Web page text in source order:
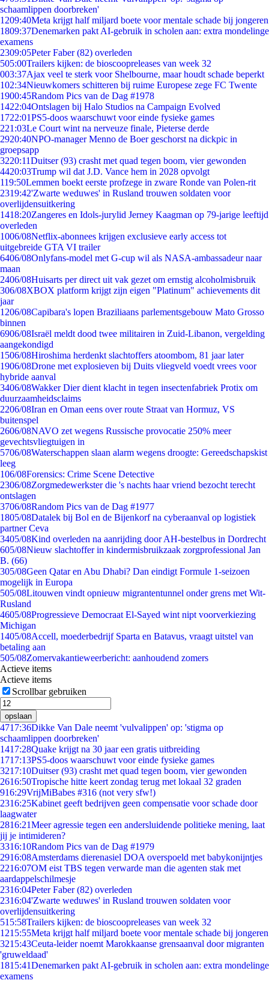
schaamlippen doorbreken'
1209:40Meta krijgt half miljard boete voor mentale schade bij jongeren
1809:37Denemarken pakt AI-gebruik in scholen aan: extra mondelinge
examens
2309:05Peter Faber (82) overleden
505:00Trailers kijken: de bioscoopreleases van week 32
003:37Ajax veel te sterk voor Shelbourne, maar houdt schade beperkt
102:34Nieuwkomers schitteren bij ruime Europese zege FC Twente
1900:45Random Pics van de Dag #1978
1422:04Ontslagen bij Halo Studios na Campaign Evolved
1722:01PS5-doos waarschuwt voor einde fysieke games
221:03Le Court wint na nerveuze finale, Pieterse derde
2920:40NPO-manager Menno de Boer geschorst na dickpic in
groepsapp
3220:11Duitser (93) crasht met quad tegen boom, vier gewonden
4420:03Trump wil dat J.D. Vance hem in 2028 opvolgt
119:50Lemmen boekt eerste profzege in zware Ronde van Polen-rit
2319:42'Zwarte weduwes' in Rusland trouwen soldaten voor
overlijdensuitkering
1418:20Zangeres en Idols-jurylid Jerney Kaagman op 79-jarige leeftijd
overleden
1006/08Netflix-abonnees krijgen exclusieve early access tot
uitgebreide GTA VI trailer
6406/08Onlyfans-model met G-cup wil als NASA-ambassadeur naar
maan
2406/08Huisarts per direct uit vak gezet om ernstig alcoholmisbruik
306/08XBOX platform krijgt zijn eigen "Platinum" achievements dit
jaar
1206/08Capibara's lopen Braziliaans parlementsgebouw Mato Grosso
binnen
6906/08Israël meldt dood twee militairen in Zuid-Libanon, vergelding
aangekondigd
1506/08Hiroshima herdenkt slachtoffers atoombom, 81 jaar later
1906/08Drone met explosieven bij Duits vliegveld voedt vrees voor
hybride aanval
3406/08Wakker Dier dient klacht in tegen insectenfabriek Protix om
duurzaamheidsclaims
2206/08Iran en Oman eens over route Straat van Hormuz, VS
buitenspel
2606/08NAVO zet wegens Russische provocatie 250% meer
gevechtsvliegtuigen in
5706/08Waterschappen slaan alarm wegens droogte: Gereedschapskist
leeg
106/08Forensics: Crime Scene Detective
2306/08Zorgmedewerkster die 's nachts haar vriend bezocht terecht
ontslagen
3706/08Random Pics van de Dag #1977
1805/08Datalek bij Bol en de Bijenkorf na cyberaanval op logistiek
partner Ceva
3405/08Kind overleden na aanrijding door AH-bestelbus in Dordrecht
605/08Nieuw slachtoffer in kindermisbruikzaak zorgprofessional Jan
B. (66)
305/08Geen Qatar en Abu Dhabi? Dan eindigt Formule 1-seizoen
mogelijk in Europa
505/08Litouwen vindt opnieuw migrantentunnel onder grens met Wit-
Rusland
4605/08Progressieve Democraat El-Sayed wint nipt voorverkiezing
Michigan
1405/08Accell, moederbedrijf Sparta en Batavus, vraagt uitstel van
betaling aan
505/08Zomervakantieweerbericht: aanhoudend zomers
Actieve items
Actieve items
Scrollbar gebruiken
opslaan
4717:36Dikke Van Dale neemt 'vulvalippen' op: 'stigma op
schaamlippen doorbreken'
1417:28Quake krijgt na 30 jaar een gratis uitbreiding
1717:13PS5-doos waarschuwt voor einde fysieke games
3217:10Duitser (93) crasht met quad tegen boom, vier gewonden
2616:50Tropische hitte keert zondag terug met lokaal 32 graden
916:29VrijMiBabes #316 (not very sfw!)
2316:25Kabinet geeft bedrijven geen compensatie voor schade door
laagwater
2816:21Meer agressie tegen een andersluidende politieke mening, laat
jij je intimideren?
3316:10Random Pics van de Dag #1979
2916:08Amsterdams dierenasiel DOA overspoeld met babykonijntjes
2216:07OM eist TBS tegen verwarde man die agenten stak met
aardappelschilmesje
2316:04Peter Faber (82) overleden
2316:04'Zwarte weduwes' in Rusland trouwen soldaten voor
overlijdensuitkering
515:58Trailers kijken: de bioscoopreleases van week 32
1215:55Meta krijgt half miljard boete voor mentale schade bij jongeren
3215:43Ceuta-leider noemt Marokkaanse grensaanval door migranten
'gruweldaad'
1815:41Denemarken pakt AI-gebruik in scholen aan: extra mondelinge
examens